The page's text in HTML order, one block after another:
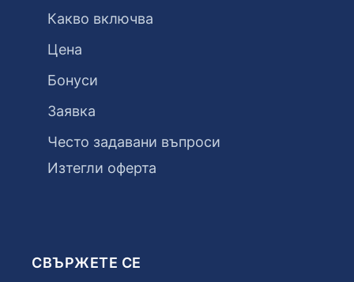
Какво включва
Цена
Бонуси
Заявка
Често задавани въпроси
Изтегли оферта
СВЪРЖЕТЕ СЕ